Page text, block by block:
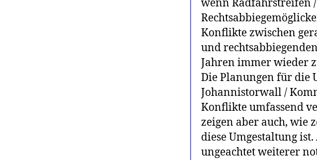
wenn Radfahrstreifen
Konflikte zwischen
und
Jahren immer wieder
Die Planungen für die
Johannistorwall /
Konflikte umfassend
zeigen aber auch,
diese Umgestaltung
ungeachtet weiterer